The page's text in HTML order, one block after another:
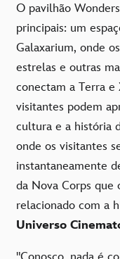
O pavilhão
principais: um
Galaxarium, onde
estrelas e outras
conectam a Terra e
visitantes podem
cultura e a história
onde os visitantes
instantaneamente
da Nova Corps que
relacionado com a
Universo